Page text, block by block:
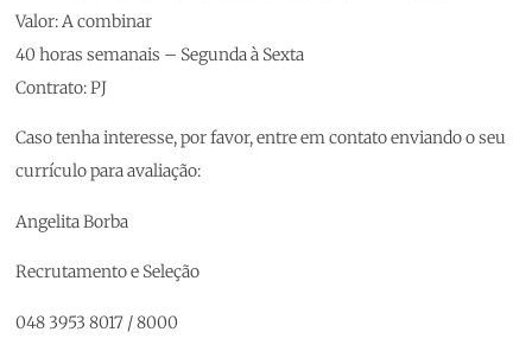
Valor: A combinar
40 horas semanais – Segunda à Sexta
Contrato: PJ
Caso tenha interesse, por favor, entre em contato enviando o seu
currículo para avaliação:
Angelita Borba
Recrutamento e Seleção
048 3953 8017 / 8000